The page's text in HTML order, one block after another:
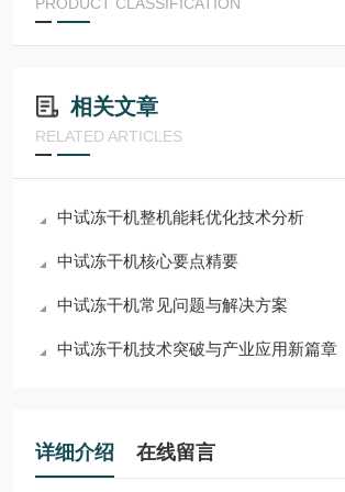
相关文章
RELATED ARTICLES
中试冻干机整机能耗优化技术分析
中试冻干机核心要点精要
中试冻干机常见问题与解决方案
中试冻干机技术突破与产业应用新篇章
详细介绍 在线留言